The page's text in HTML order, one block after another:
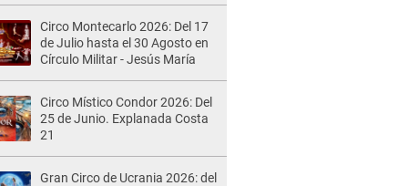
Circo Montecarlo 2026: Del 17
de Julio hasta el 30 Agosto en
Círculo Militar - Jesús María
Circo Místico Condor 2026: Del
25 de Junio. Explanada Costa
21
Gran Circo de Ucrania 2026: del